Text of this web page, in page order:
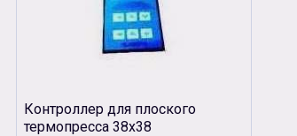
Контроллер для плоского
термопресса 38х38